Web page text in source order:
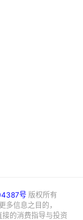
号版权所有
多信息之目的，
的消费指导与投资